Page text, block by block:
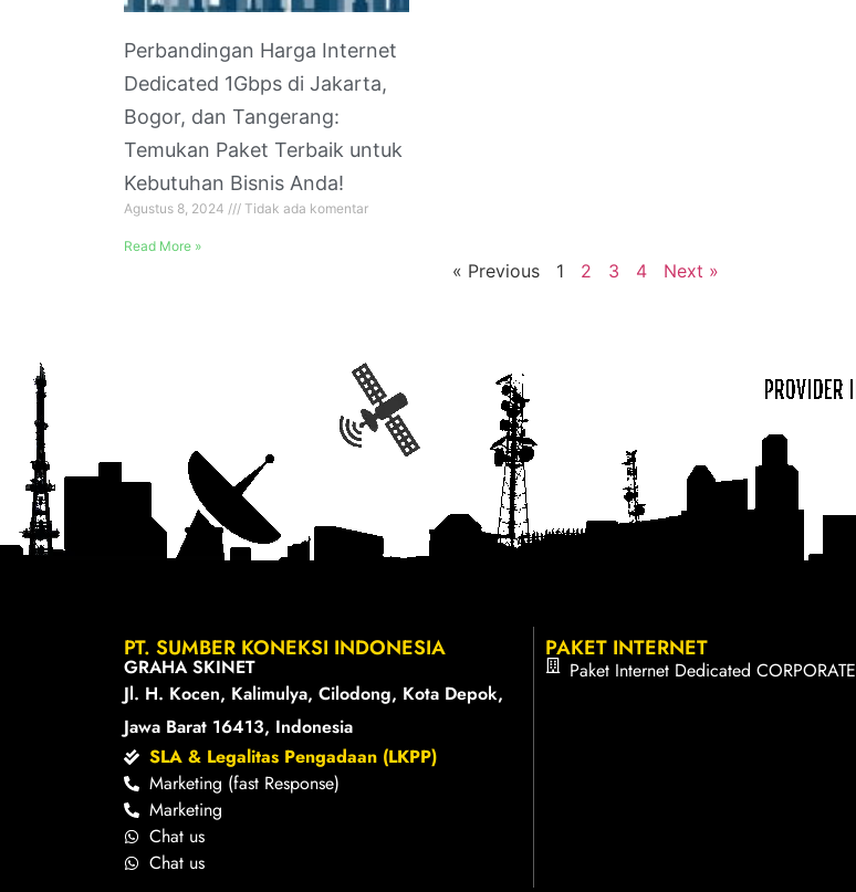
Perbandingan Harga Internet
Dedicated 1Gbps di Jakarta,
Bogor, dan Tangerang:
Temukan Paket Terbaik untuk
Kebutuhan Bisnis Anda!
Agustus 8, 2024 Tidak ada komentar
Read More »
« Previous 1 2 3 4 Next »
PT. SUMBER KONEKSI INDONESIA
GRAHA SKINET
Jl. H. Kocen, Kalimulya, Cilodong, Kota Depok,
Jawa Barat 16413, Indonesia
SLA & Legalitas Pengadaan (LKPP)
Marketing (fast Response)
Marketing
Chat us
Chat us
PAKET INTERNET
Paket Internet Dedicated CORPORATE